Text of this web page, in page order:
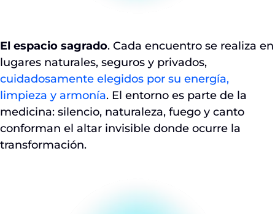
El espacio sagrado. Cada encuentro se realiza en
lugares naturales, seguros y privados,
cuidadosamente elegidos por su energía,
limpieza y armonía. El entorno es parte de la
medicina: silencio, naturaleza, fuego y canto
conforman el altar invisible donde ocurre la
transformación.